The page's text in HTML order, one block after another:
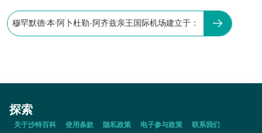
穆罕默德·本·阿卜杜勒-阿齐兹亲王国际机场建立于：
探索
关于沙特百科 使用条款 隐私政策 电子参与政策
联系我们